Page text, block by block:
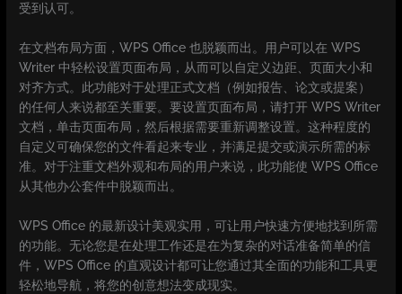
受到认可。
在文档布局方面，WPS Office 也脱颖而出。用户可以在 WPS
Writer 中轻松设置页面布局，从而可以自定义边距、页面大小和
对齐方式。此功能对于处理正式文档（例如报告、论文或提案）
的任何人来说都至关重要。要设置页面布局，请打开 WPS Writer
文档，单击页面布局，然后根据需要重新调整设置。这种程度的
自定义可确保您的文件看起来专业，并满足提交或演示所需的标
准。对于注重文档外观和布局的用户来说，此功能使 WPS Office
从其他办公套件中脱颖而出。
WPS Office 的最新设计美观实用，可让用户快速方便地找到所需
的功能。无论您是在处理工作还是在为复杂的对话准备简单的信
件，WPS Office 的直观设计都可让您通过其全面的功能和工具更
轻松地导航，将您的创意想法变成现实。